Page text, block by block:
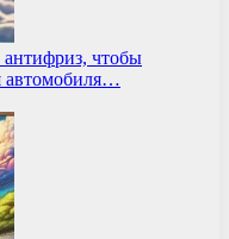
чтобы
автомобиля…